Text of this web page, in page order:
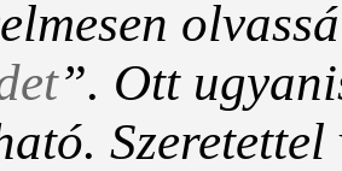
”. Ott